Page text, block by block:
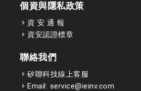
個資與隱私政策
資 安 通 報
資安認證標章
聯絡我們
矽聯科技線上客服
Email: service@ieinv.com